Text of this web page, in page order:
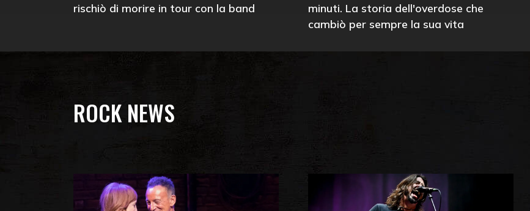
rischiò di morire in tour con la band
minuti. La storia dell'overdose che
cambiò per sempre la sua vita
ROCK NEWS